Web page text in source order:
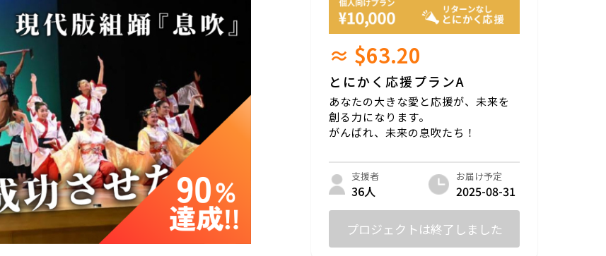
≈ $63.20
とにかく応援プランA
あなたの大きな愛と応援が、未来を
創る力になります。
がんばれ、未来の息吹たち！
支援者
36人
お届け予定
2025-08-31
プロジェクトは終了しました